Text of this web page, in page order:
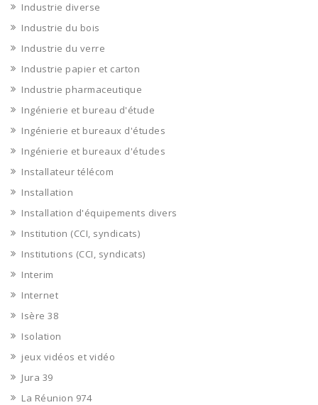
Industrie diverse
Industrie du bois
Industrie du verre
Industrie papier et carton
Industrie pharmaceutique
Ingénierie et bureau d'étude
Ingénierie et bureaux d'études
Ingénierie et bureaux d'études
Installateur télécom
Installation
Installation d'équipements divers
Institution (CCI, syndicats)
Institutions (CCI, syndicats)
Interim
Internet
Isère 38
Isolation
jeux vidéos et vidéo
Jura 39
La Réunion 974